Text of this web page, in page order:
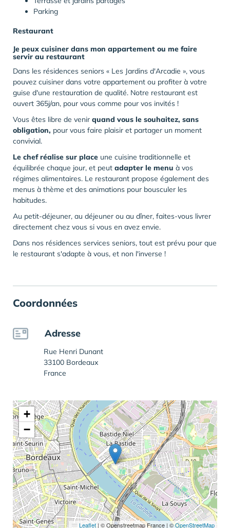
Parking
Restaurant
Je peux cuisiner dans mon appartement ou me faire
servir au restaurant
Dans les résidences seniors « Les Jardins d'Arcadie », vous
pouvez cuisiner dans votre appartement ou profiter à votre
guise d'une restauration de qualité. Notre restaurant est
ouvert 365j/an, pour vous comme pour vos invités !
Vous êtes libre de venir quand vous le souhaitez, sans
obligation, pour vous faire plaisir et partager un moment
convivial.
Le chef réalise sur place une cuisine traditionnelle et
équilibrée chaque jour, et peut adapter le menu à vos
régimes alimentaires. Le restaurant propose également des
menus à thème et des animations pour bousculer les
habitudes.
Au petit-déjeuner, au déjeuner ou au dîner, faites-vous livrer
directement chez vous si vous en avez envie.
Dans nos résidences services seniors, tout est prévu pour que
le restaurant s'adapte à vous, et non l'inverse !
Coordonnées
Adresse
Rue Henri Dunant
33100 Bordeaux
France
+
−
Leaflet | © Openstreetmap France | ©OpenStreetMap